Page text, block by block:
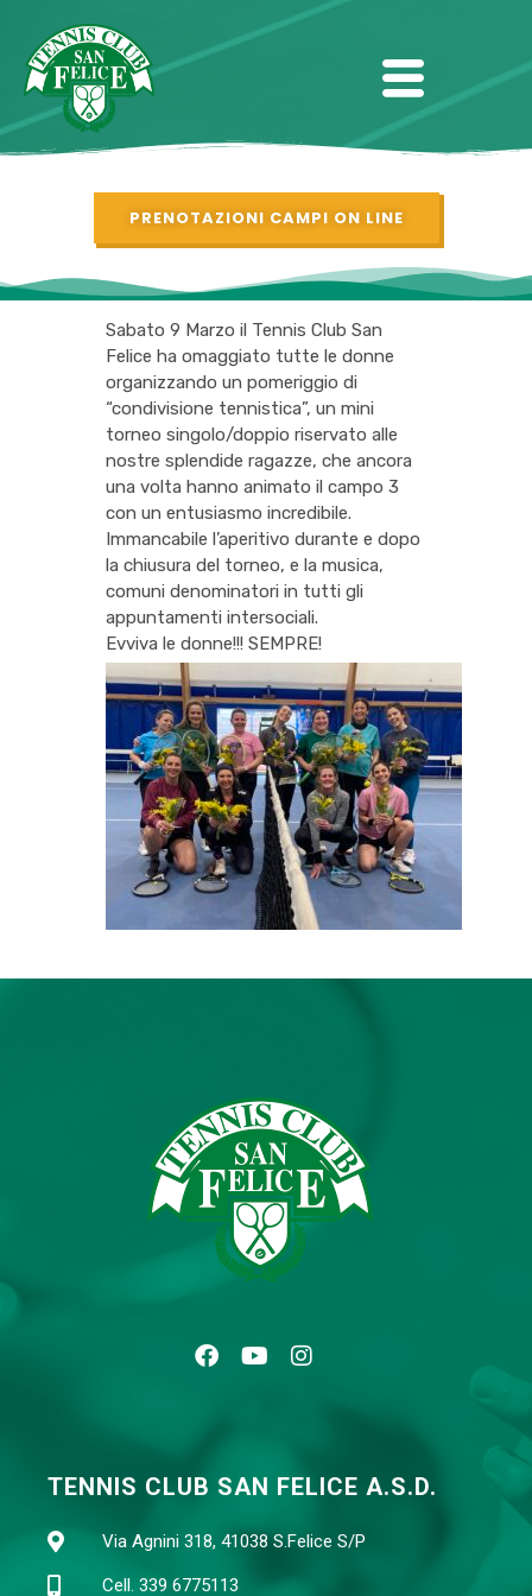
PRENOTAZIONI CAMPI ON LINE
Sabato 9 Marzo il Tennis Club San
Felice ha omaggiato tutte le donne
organizzando un pomeriggio di
“condivisione tennistica”, un mini
torneo singolo/doppio riservato alle
nostre splendide ragazze, che ancora
una volta hanno animato il campo 3
con un entusiasmo incredibile.
Immancabile l’aperitivo durante e dopo
la chiusura del torneo, e la musica,
comuni denominatori in tutti gli
appuntamenti intersociali.
Evviva le donne!!! SEMPRE!
TENNIS CLUB SAN FELICE A.S.D.
Via Agnini 318, 41038 S.Felice S/P
Cell. 339 6775113